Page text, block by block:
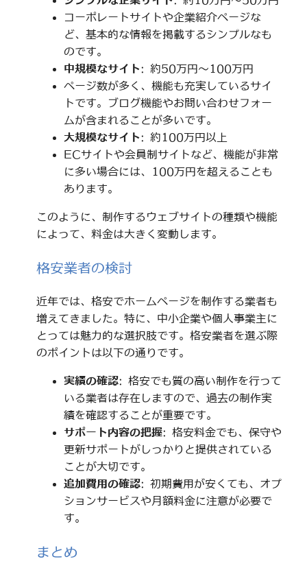
コーポレートサイトや企業紹介ページな
ど、基本的な情報を掲載するシンプルなも
のです。
中規模なサイト: 約50万円～100万円
ページ数が多く、機能も充実しているサイ
トです。ブログ機能やお問い合わせフォー
ムが含まれることが多いです。
大規模なサイト: 約100万円以上
ECサイトや会員制サイトなど、機能が非常
に多い場合には、100万円を超えることも
あります。
このように、制作するウェブサイトの種類や機能
によって、料金は大きく変動します。
格安業者の検討
近年では、格安でホームページを制作する業者も
増えてきました。特に、中小企業や個人事業主に
とっては魅力的な選択肢です。格安業者を選ぶ際
のポイントは以下の通りです。
実績の確認: 格安でも質の高い制作を行って
いる業者は存在しますので、過去の制作実
績を確認することが重要です。
サポート内容の把握: 格安料金でも、保守や
更新サポートがしっかりと提供されている
ことが大切です。
追加費用の確認: 初期費用が安くても、オプ
ションサービスや月額料金に注意が必要で
す。
まとめ